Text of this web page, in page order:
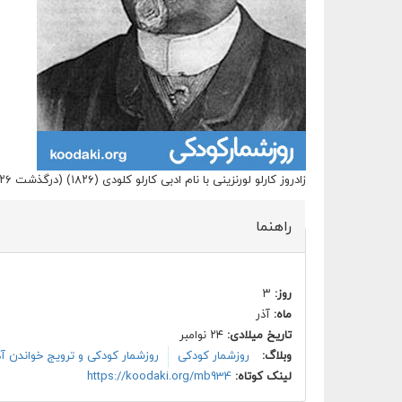
زادروز کارلو لورنزینی با نام ادبی کارلو کلودی (۱۸۲۶) (درگذشت ۲۶ اکتبر ۱۸۹۰), نویسنده ایتالیایی خالق پینوکیو
راهنما
روز: ۳
ماه: آذر
تاریخ میلادی: ۲۴ نوامبر
وبلاگ:
روزشمار کودکی
روزشمار کودکی و ترویج خواندن
لینک کوتاه: https://koodaki.org/mb934